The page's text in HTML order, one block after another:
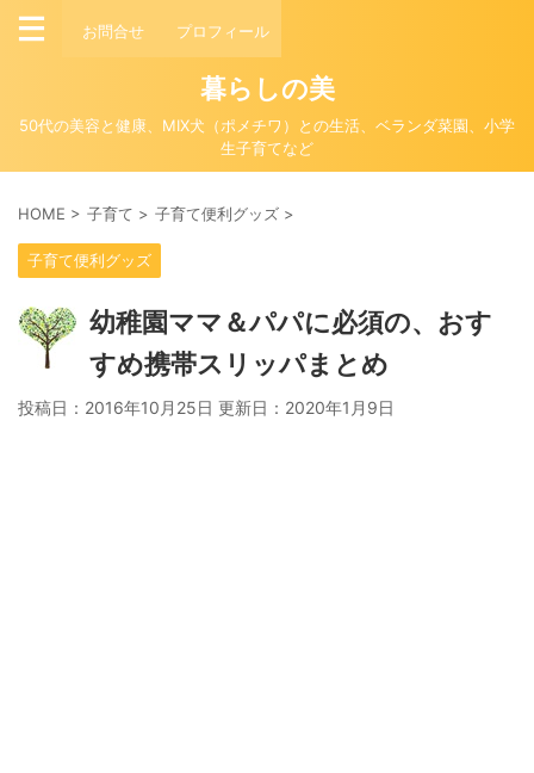
お問合せ プロフィール
暮らしの美
50代の美容と健康、MIX犬（ポメチワ）との生活、ベランダ菜園、小学
生子育てなど
HOME > 子育て > 子育て便利グッズ >
子育て便利グッズ
幼稚園ママ＆パパに必須の、おす
すめ携帯スリッパまとめ
投稿日：2016年10月25日 更新日： 2020年1月9日